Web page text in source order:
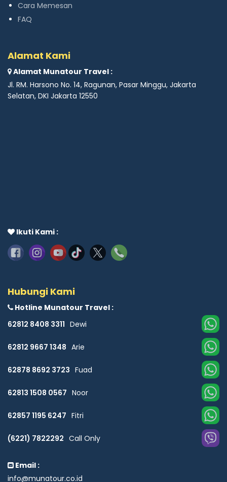
Cara Memesan
FAQ
Alamat Kami
Alamat Munatour Travel :
Jl. RM. Harsono No. 14, Ragunan, Pasar Minggu, Jakarta
Selatan, DKI Jakarta 12550
Ikuti Kami :
Hubungi Kami
Hotline Munatour Travel :
62812 8408 3311 Dewi
62812 9667 1348 Arie
62878 8692 3723 Fuad
62813 1508 0567 Noor
62857 1195 6247 Fitri
(6221) 7822292 Call Only
Email :
info@munatour.co.id